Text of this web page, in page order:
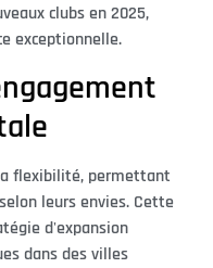
clubs en 2025,
exceptionnelle.
flexibilité, permettant
leurs envies. Cette
d'expansion
dans des villes